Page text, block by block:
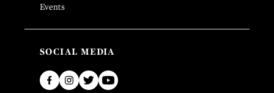
Events
SOCIAL MEDIA